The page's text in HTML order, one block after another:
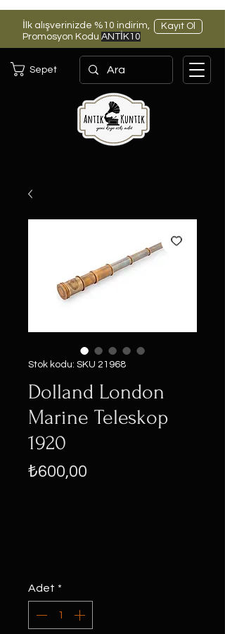
İlk alışverinizde %10 indirim,
Promosyon Kodu ANTİK10
Kayıt Ol
Sepet
Stok kodu: SKU 21968
Dolland London
Marine Teleskop
1920
₺600,00
Adet *